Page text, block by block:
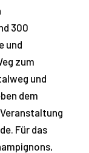
300
und
zum
und
dem
Für das